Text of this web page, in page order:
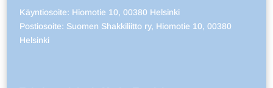
Käyntiosoite: Hiomotie 10, 00380 Helsinki
Postiosoite: Suomen Shakkiliitto ry, Hiomotie 10, 00380
Helsinki